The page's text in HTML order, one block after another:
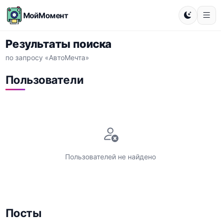
МойМомент
Результаты поиска
по запросу «АвтоМечта»
Пользователи
Пользователей не найдено
Посты